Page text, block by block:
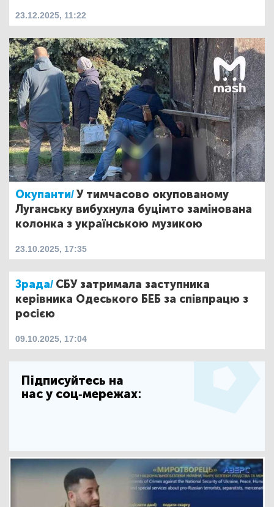
23.12.2025, 11:22
Окупанти/У тимчасово окупованому
Луганську вибухнула буцімто замінована
колонка з українською музикою
23.10.2025, 17:35
Зрада/ СБУ затримала заступника
керівника Одеського БЕБ за співпрацю з
росією
09.10.2025, 17:04
Підписуйтесь на
нас у соц-мережах: